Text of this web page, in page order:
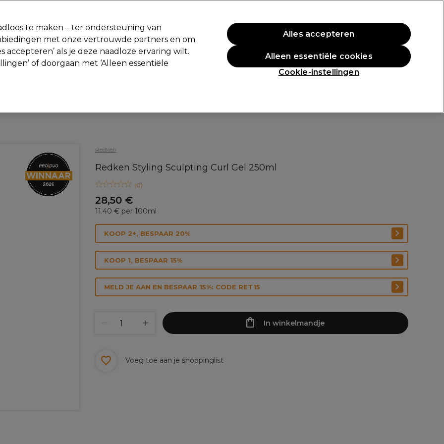
Aanmelden
Beauty Salon interieur Mannen Vegan Nieuwe producten Professionele Awards
Redken
Redken Styling Sculpting Curl Gel 250ml
(0)
28,50 €
11.40 € per 100ml
KOOP 2+, BESPAAR 20%
KOOP 1, BESPAAR 15%
MELD JE AAN EN BESPAAR 15%: CODE RET15
In winkelmandje
Voeg toe aan je shoppinglist
te maken – ter ondersteuning van
met onze vertrouwde partners en om
accepteren’ als je deze naadloze ervaring wilt.
of doorgaan met ‘Alleen essentiële
Cookie-instellingen
Alleen essentiële cookies
Alles accepteren